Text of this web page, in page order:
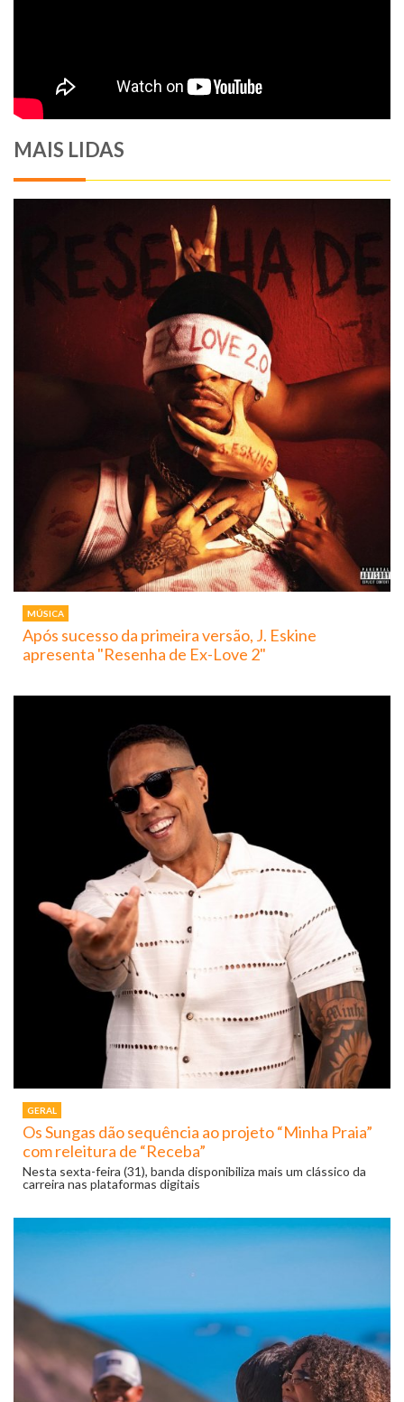
MAIS LIDAS
MÚSICA
Após sucesso da primeira versão, J. Eskine
apresenta "Resenha de Ex-Love 2"
GERAL
Os Sungas dão sequência ao projeto “Minha Praia”
com releitura de “Receba”
Nesta sexta-feira (31), banda disponibiliza mais um clássico da
carreira nas plataformas digitais